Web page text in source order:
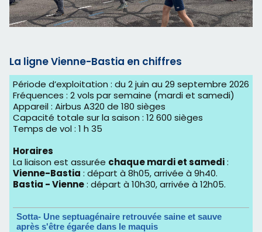
La ligne Vienne-Bastia en chiffres
Période d’exploitation : du 2 juin au 29 septembre 2026
Fréquences : 2 vols par semaine (mardi et samedi)
Appareil : Airbus A320 de 180 sièges
Capacité totale sur la saison : 12 600 sièges
Temps de vol : 1 h 35
Horaires
La liaison est assurée chaque mardi et samedi:
Vienne-Bastia : départ à 8h05, arrivée à 9h40.
Bastia - Vienne: départ à 10h30, arrivée à 12h05.
Sotta- Une septuagénaire retrouvée saine et sauve
après s'être égarée dans le maquis